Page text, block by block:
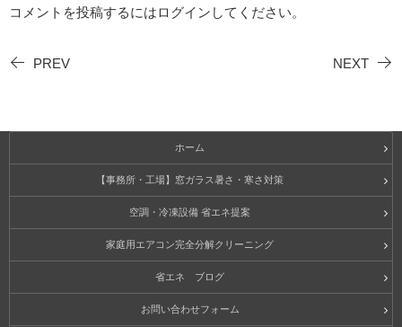
コメントを投稿するにはログイン してください。
PREV NEXT
ホーム
【事務所・工場】窓ガラス暑さ・寒さ対策
空調・冷凍設備 省エネ提案
家庭用エアコン完全分解クリーニング
省エネ ブログ
お問い合わせフォーム